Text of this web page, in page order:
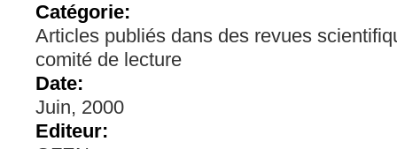
Catégorie:
Articles publiés dans des revues
comité de lecture
Date:
Juin, 2000
Editeur: